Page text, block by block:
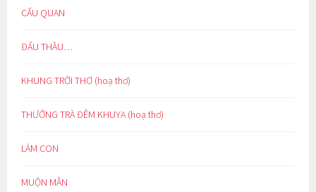
CẨU QUAN
ĐẤU THẦU…
KHUNG TRỜI THƠ (hoạ thơ)
THƯỞNG TRÀ ĐÊM KHUYA (hoạ thơ)
LÀM CON
MUỘN MẰN